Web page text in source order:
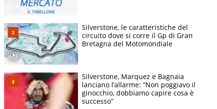
Silverstone, le caratteristiche del
circuito dove si corre il Gp di Gran
Bretagna del Motomondiale
Silverstone, Marquez e Bagnaia
lanciano l’allarme: “Non poggiavo il
ginocchio, dobbiamo capire cosa è
successo”